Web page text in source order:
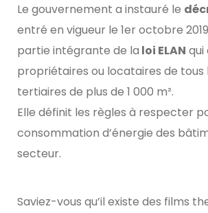
Le gouvernement a instauré le
entré en vigueur le 1er octobre
partie intégrante de la loi ELAN qui
propriétaires ou locataires de
tertiaires de plus de 1 000 m².
Elle définit les règles à respecter
consommation d’énergie des
secteur.
Saviez-vous qu’il existe des films